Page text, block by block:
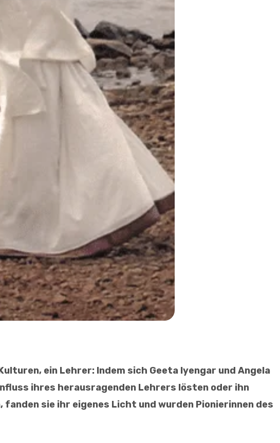
ein Lehrer: Indem sich Geeta Iyengar und Angela
ihres herausragenden Lehrers lösten oder ihn
fanden sie ihr eigenes Licht und wurden Pionierinnen des